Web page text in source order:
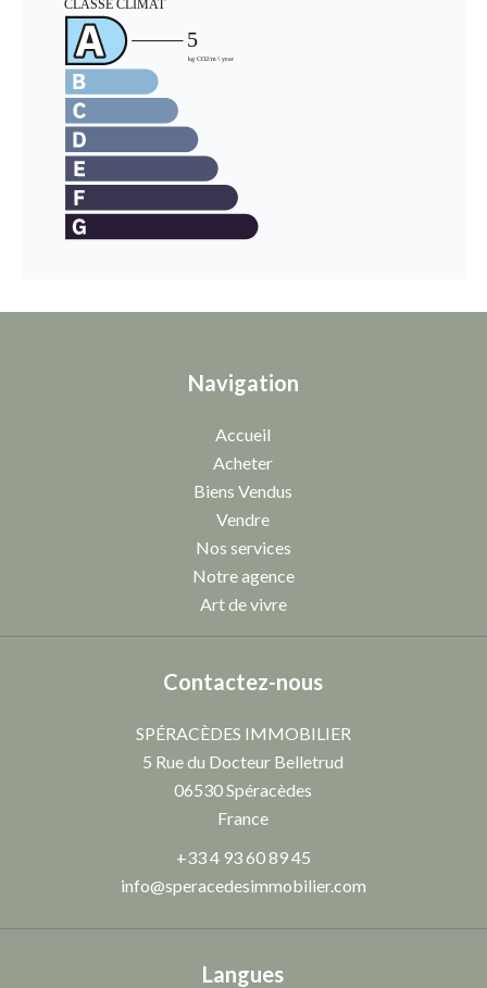
Navigation
Accueil
Acheter
Biens Vendus
Vendre
Nos services
Notre agence
Art de vivre
Contactez-nous
SPÉRACÈDES IMMOBILIER
5 Rue du Docteur Belletrud
06530Spéracèdes
France
+33 4 93 60 89 45
info@speracedesimmobilier.com
Langues